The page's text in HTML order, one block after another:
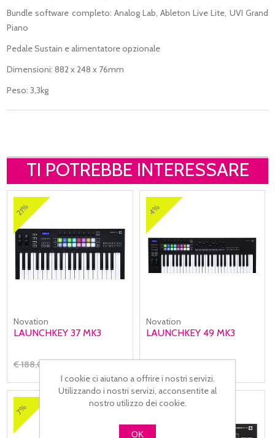
Bundle software completo: Analog Lab, Ableton Live Lite, UVI Grand
Piano
Pedale Sustain e alimentatore opzionale
Dimensioni: 882 x 248 x 76mm
Peso: 3,3kg
TI POTREBBE INTERESSARE
21%
Novation
LAUNCHKEY 37 MK3
€ 188,00 € 149,00
4%
Novation
LAUNCHKEY 49 MK3
€ 259,00
7% 24%
I cookie ci aiutano a offrire i nostri servizi.
Utilizzando i nostri servizi, acconsentite al
nostro utilizzo dei cookie.
OK